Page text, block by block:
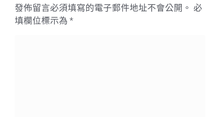
發佈留言必須填寫的電子郵件地址不會公開。 必
填欄位標示為 *